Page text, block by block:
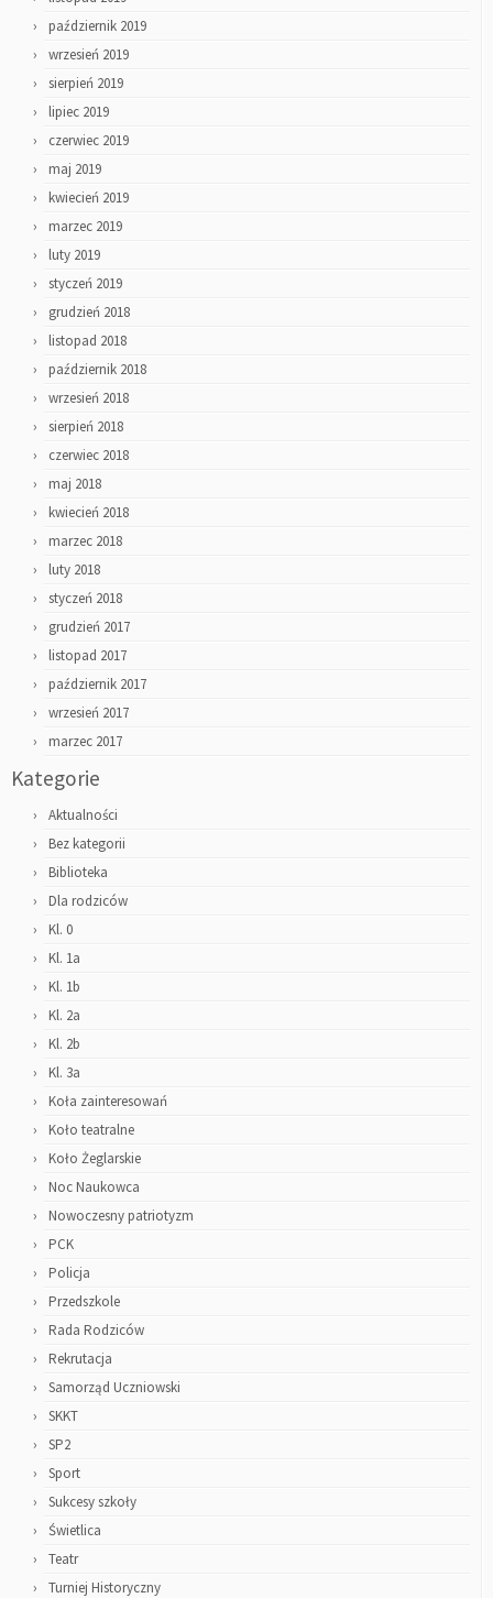
październik 2019
wrzesień 2019
sierpień 2019
lipiec 2019
czerwiec 2019
maj 2019
kwiecień 2019
marzec 2019
luty 2019
styczeń 2019
grudzień 2018
listopad 2018
październik 2018
wrzesień 2018
sierpień 2018
czerwiec 2018
maj 2018
kwiecień 2018
marzec 2018
luty 2018
styczeń 2018
grudzień 2017
listopad 2017
październik 2017
wrzesień 2017
marzec 2017
Kategorie
Aktualności
Bez kategorii
Biblioteka
Dla rodziców
Kl. 0
Kl. 1a
Kl. 1b
Kl. 2a
Kl. 2b
Kl. 3a
Koła zainteresowań
Koło teatralne
Koło Żeglarskie
Noc Naukowca
Nowoczesny patriotyzm
PCK
Policja
Przedszkole
Rada Rodziców
Rekrutacja
Samorząd Uczniowski
SKKT
SP2
Sport
Sukcesy szkoły
Świetlica
Teatr
Turniej Historyczny